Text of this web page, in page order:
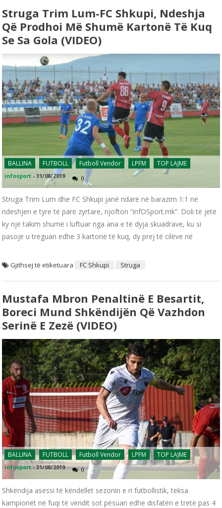
Struga Trim Lum-FC Shkupi, Ndeshja
Që Prodhoi Më Shumë Kartonë Të Kuq
Se Sa Gola (VIDEO)
BALLINA FUTBOLL Futboll Vendor LPFM TOP LAJME
infosport -31/08/2019 0
Struga Trim Lum dhe FC Shkupi janë ndarë në barazim 1:1 në
ndeshjen e tyre të parë zyrtare, njofton “infOSport.mk”. Doli të jetë
ky një takim shumë i luftuar nga ana e të dyja skuadrave, ku si
pasojë u treguan edhe 3 kartonë të kuq, dy prej të cilëve në
Gjithsej të etiketuara FC Shkupi Struga
Mustafa Mbron Penaltinë E Besartit,
Boreci Mund Shkëndijën Që Vazhdon
Serinë E Zezë (VIDEO)
BALLINA FUTBOLL Futboll Vendor LPFM TOP LAJME
infosport -31/08/2019 0
Shkëndija asessi të këndellet sezonin e ri futbollistik, teksa
kampionët në fuqi të vendit sot pësuan edhe disfatën e tretë pas 4